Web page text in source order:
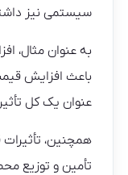
سیستمی نیز
به عنوان
باعث افزایش
عنوان یک کل
همچنین،
تأمین و توزیع